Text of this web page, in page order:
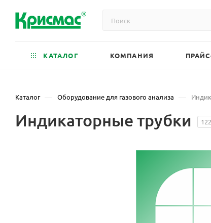
КАТАЛОГ КОМПАНИЯ
Каталог — Оборудование для газового анализа —
Индикаторные трубки